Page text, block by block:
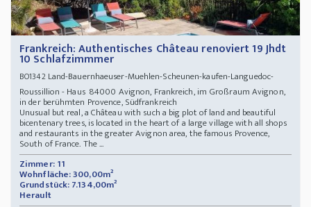
Frankreich: Authentisches Château renoviert 19 Jhdt
10 Schlafzimmmer
BO1342Land-Bauernhaeuser-Muehlen-Scheunen-kaufen-Languedoc-
Roussillion - Haus 84000 Avignon, Frankreich, im Großraum Avignon,
in der berühmten Provence, Südfrankreich
Unusual but real, a Château with such a big plot of land and beautiful
bicentenary trees, is located in the heart of a large village with all shops
and restaurants in the greater Avignon area, the famous Provence,
South of France. The ...
Zimmer: 11
Wohnfläche: 300,00m²
Grundstück: 7.134,00m²
Herault